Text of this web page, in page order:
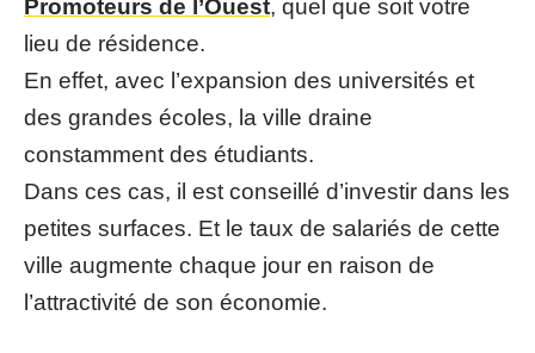
Promoteurs de l’Ouest, quel que soit votre
lieu de résidence.
En effet, avec l’expansion des universités et
des grandes écoles, la ville draine
constamment des étudiants.
Dans ces cas, il est conseillé d’investir dans les
petites surfaces. Et le taux de salariés de cette
ville augmente chaque jour en raison de
l’attractivité de son économie.